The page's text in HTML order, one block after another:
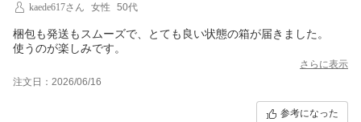
kaede617さん
女性 50代
梱包も発送もスムーズで、とても良い状態の箱が届きました。
使うのが楽しみです。
さらに表示
注文日：2026/06/16
参考になった